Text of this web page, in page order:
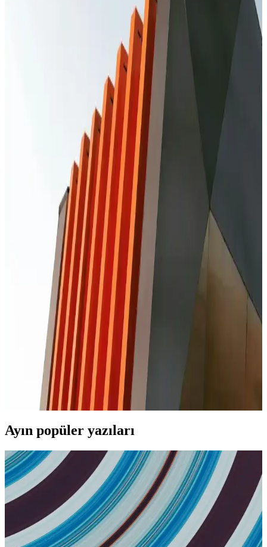
Redmi Note 10S Ekran Değişimi Fiyatları ve
Güvenilir Servis Seçenekleri
Redmi Note 10S ekran değişimi fiyatları, kullanılan parça ve servis
kalitesine göre değişir. Orijinal ekran tercih edilmelidir, güvenilir
servisler ve garanti önemli faktörlerdir.
Kırık Ekranlı Telefonlardan Veri Kurtarma
Yöntemleri ve Dikkat Edilmesi Gerekenler
Kırık ekranlı telefonlardan veri kurtarma, uzmanlık ve dikkat
gerektirir. Profesyonel servisler ve yazılım çözümleri ile verilerinizi
Redmi Telefonlarda Ekran Değişimi: Bilmeniz
Gerekenler ve Uzman Tavsiyeleri
Redmi telefonlarda ekran değişimi uzmanlık gerektirir. Orijinal
parçalar ve güvenilir servislerle cihazınızın performansını koruyun,
kalıcı hasar riskini azaltın.
Xiaomi Telefonlarda Çağrı Ekranı Değiştirme
Rehberi ve Adımlar
Xiaomi telefonlarda çağrı ekranı değiştirme süreci, doğru malzeme
ve dikkatli çalışma ile başarılı olur. Uzman desteği ve orijinal parça
kullanımı önemlidir.
iPhone 11 Cam Değişimi Süreci ve Dikkat Edilmesi
Gerekenler
iPhone 11 cam değişimi kısa sürede ve güvenilir şekilde yapılabilir.
Orijinal parça ve uzman teknisyen tercih edilmelidir, böylece
cihazınızın performansı ve garantisi korunur.
Ayın popüler yazıları